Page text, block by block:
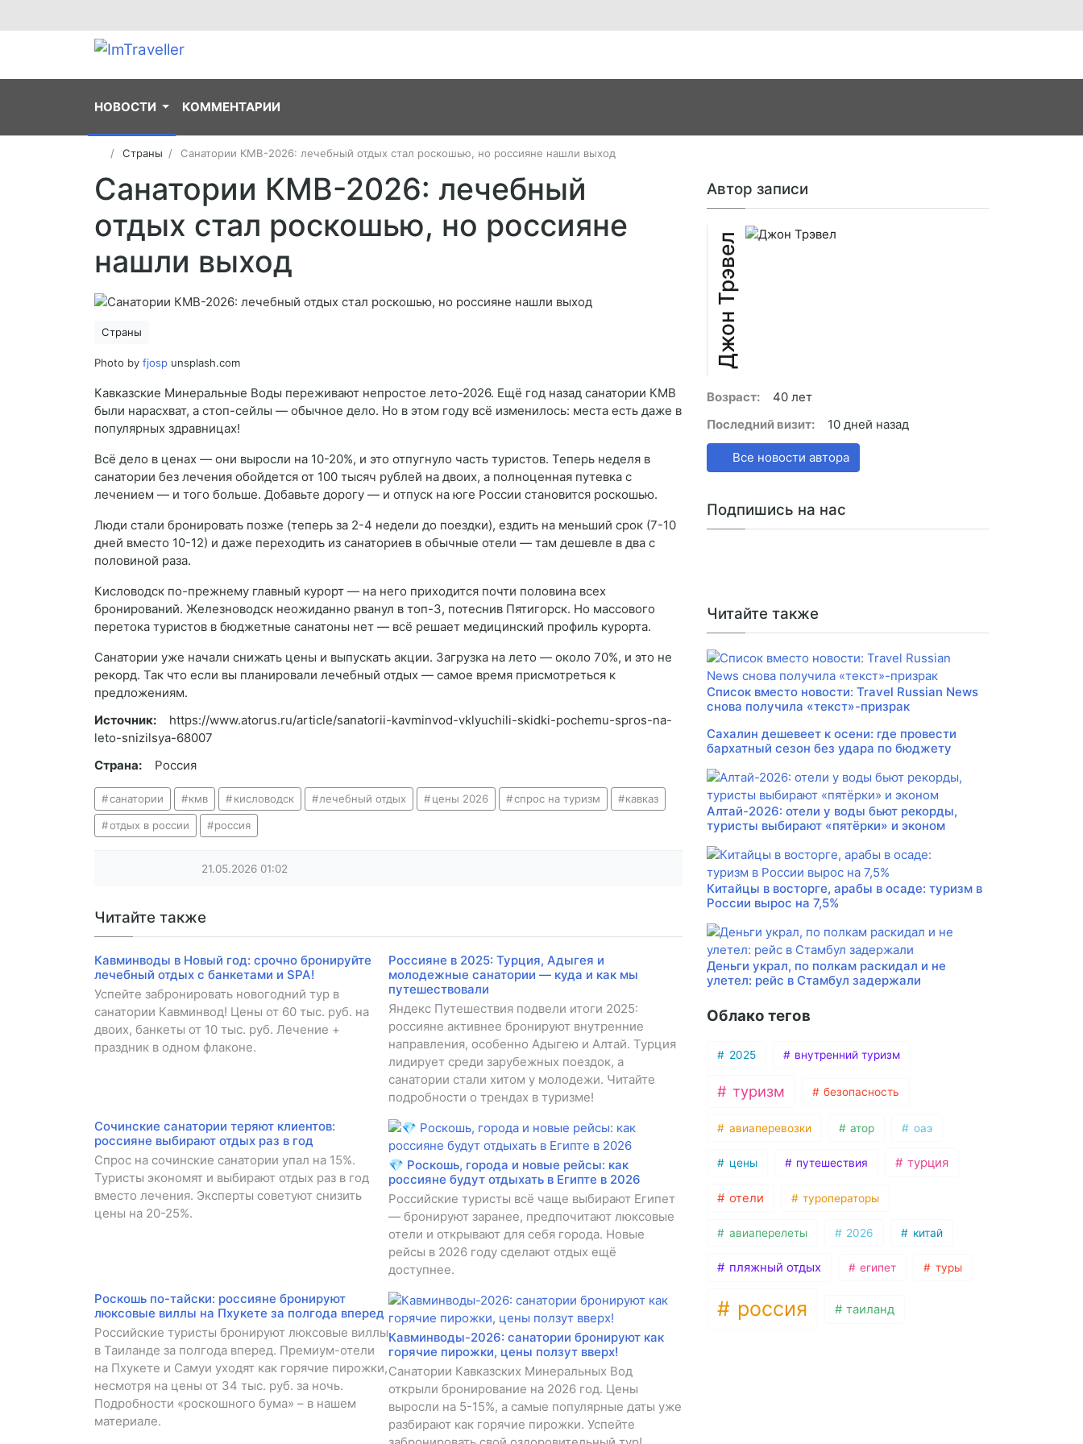
НОВОСТИ КОММЕНТАРИИ
Страны Санатории КМВ-2026: лечебный отдых стал роскошью, но россияне нашли выход
Санатории КМВ-2026: лечебный
отдых стал роскошью, но россияне
нашли выход
Страны
Photo by fjosp unsplash.com
Кавказские Минеральные Воды переживают непростое лето-2026. Ещё год назад санатории КМВ
были нарасхват, а стоп-сейлы — обычное дело. Но в этом году всё изменилось: места есть даже в
популярных здравницах!
Всё дело в ценах — они выросли на 10-20%, и это отпугнуло часть туристов. Теперь неделя в
санатории без лечения обойдется от 100 тысяч рублей на двоих, а полноценная путевка с
лечением — и того больше. Добавьте дорогу — и отпуск на юге России становится роскошью.
Люди стали бронировать позже (теперь за 2-4 недели до поездки), ездить на меньший срок (7-10
дней вместо 10-12) и даже переходить из санаториев в обычные отели — там дешевле в два с
половиной раза.
Кисловодск по-прежнему главный курорт — на него приходится почти половина всех
бронирований. Железноводск неожиданно рванул в топ-3, потеснив Пятигорск. Но массового
перетока туристов в бюджетные санатоны нет — всё решает медицинский профиль курорта.
Санатории уже начали снижать цены и выпускать акции. Загрузка на лето — около 70%, и это не
рекорд. Так что если вы планировали лечебный отдых — самое время присмотреться к
предложениям.
Источник:
https://www.atorus.ru/article/sanatorii-kavminvod-vklyuchili-skidki-pochemu-spros-na-
leto-snizilsya-68007
Страна:
Россия
санатории кмв кисловодск лечебный отдых цены 2026 спрос на туризм кавказ
отдых в россии россия
21.05.2026 01:02
Читайте также
Кавминводы в Новый год: срочно бронируйте
лечебный отдых с банкетами и SPA!
Успейте забронировать новогодний тур в
санатории Кавминвод! Цены от 60 тыс. руб. на
двоих, банкеты от 10 тыс. руб. Лечение +
праздник в одном флаконе.
Россияне в 2025: Турция, Адыгея и
молодежные санатории — куда и как мы
путешествовали
Яндекс Путешествия подвели итоги 2025:
россияне активнее бронируют внутренние
направления, особенно Адыгею и Алтай. Турция
лидирует среди зарубежных поездок, а
санатории стали хитом у молодежи. Читайте
подробности о трендах в туризме!
Сочинские санатории теряют клиентов:
россияне выбирают отдых раз в год
Спрос на сочинские санатории упал на 15%.
Туристы экономят и выбирают отдых раз в год
вместо лечения. Эксперты советуют снизить
цены на 20-25%.
💎 Роскошь, города и новые рейсы: как
россияне будут отдыхать в Египте в 2026
Российские туристы всё чаще выбирают Египет
— бронируют заранее, предпочитают люксовые
отели и открывают для себя города. Новые
рейсы в 2026 году сделают отдых ещё
доступнее.
Роскошь по-тайски: россияне бронируют
люксовые виллы на Пхукете за полгода вперед
Российские туристы бронируют люксовые виллы
в Таиланде за полгода вперед. Премиум-отели
на Пхукете и Самуи уходят как горячие пирожки,
несмотря на цены от 34 тыс. руб. за ночь.
Подробности «роскошного бума» – в нашем
материале.
Кавминводы-2026: санатории бронируют как
горячие пирожки, цены ползут вверх!
Санатории Кавказских Минеральных Вод
открыли бронирование на 2026 год. Цены
выросли на 5-15%, а самые популярные даты уже
разбирают как горячие пирожки. Успейте
Автор записи
Джон Трэвел
Возраст:
40 лет
Последний визит:
10 дней назад
Все новости автора
Подпишись на нас
Читайте также
Список вместо новости: Travel Russian News
снова получила «текст»-призрак
Сахалин дешевеет к осени: где провести
бархатный сезон без удара по бюджету
Алтай-2026: отели у воды бьют рекорды,
туристы выбирают «пятёрки» и эконом
Китайцы в восторге, арабы в осаде: туризм в
России вырос на 7,5%
Деньги украл, по полкам раскидал и не
улетел: рейс в Стамбул задержали
Облако тегов
2025 внутренний туризм
туризм безопасность
авиаперевозки атор оаэ
цены путешествия турция
отели туроператоры
авиаперелеты 2026 китай
пляжный отдых египет туры
россия таиланд